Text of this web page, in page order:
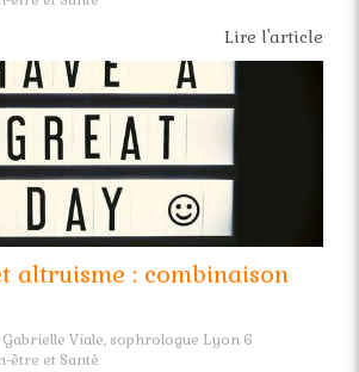
Lire l'article
altruisme : combinaison
Gabrielle Viale, sophrologue Lyon 6
être et Santé